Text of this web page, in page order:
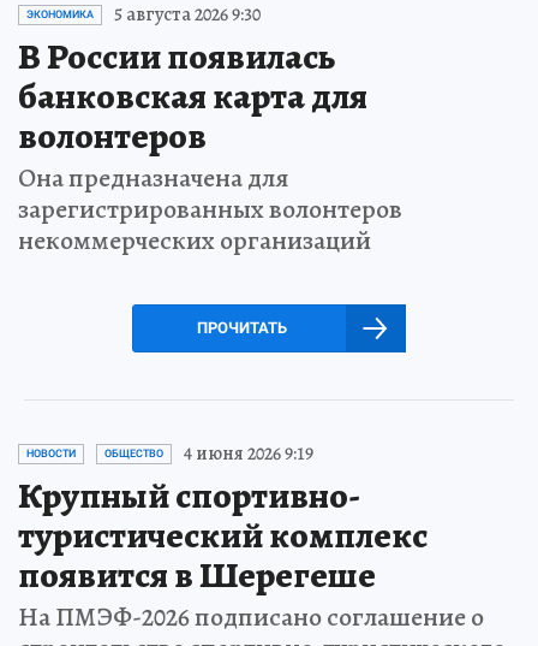
ЭКОНОМИКА 5 августа 2026 9:30
В России появилась
банковская карта для
волонтеров
Она предназначена для
зарегистрированных волонтеров
некоммерческих организаций
ПРОЧИТАТЬ
НОВОСТИ ОБЩЕСТВО 4 июня 2026 9:19
Крупный спортивно-
туристический комплекс
появится в Шерегеше
На ПМЭФ-2026 подписано соглашение о